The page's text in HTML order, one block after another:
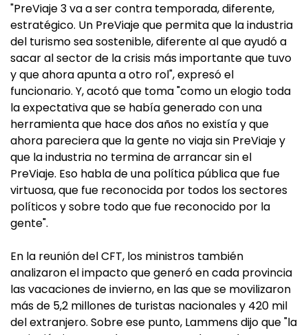
"PreViaje 3 va a ser contra temporada, diferente,
estratégico. Un PreViaje que permita que la industria
del turismo sea sostenible, diferente al que ayudó a
sacar al sector de la crisis más importante que tuvo
y que ahora apunta a otro rol", expresó el
funcionario. Y, acotó que toma "como un elogio toda
la expectativa que se había generado con una
herramienta que hace dos años no existía y que
ahora pareciera que la gente no viaja sin PreViaje y
que la industria no termina de arrancar sin el
PreViaje. Eso habla de una política pública que fue
virtuosa, que fue reconocida por todos los sectores
políticos y sobre todo que fue reconocido por la
gente".
En la reunión del CFT, los ministros también
analizaron el impacto que generó en cada provincia
las vacaciones de invierno, en las que se movilizaron
más de 5,2 millones de turistas nacionales y 420 mil
del extranjero. Sobre ese punto, Lammens dijo que "la